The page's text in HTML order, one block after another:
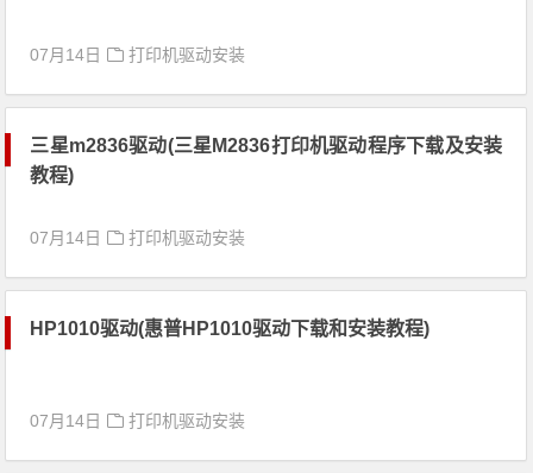
07月14日 打印机驱动安装
三星m2836驱动(三星M2836打印机驱动程序下载及安装
教程)
07月14日 打印机驱动安装
HP1010驱动(惠普HP1010驱动下载和安装教程)
07月14日 打印机驱动安装